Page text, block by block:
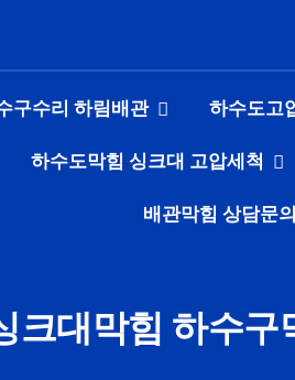
구수리 하림배관 하수도고
하수도막힘 싱크대 고압세척
배관막힘 상담문의
크대막힘 하수구